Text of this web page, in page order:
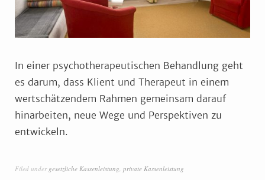
In einer psychotherapeutischen Behandlung geht
es darum, dass Klient und Therapeut in einem
wertschätzendem Rahmen gemeinsam darauf
hinarbeiten, neue Wege und Perspektiven zu
entwickeln.
Filed under gesetzliche Kassenleistung, private Kassenleistung